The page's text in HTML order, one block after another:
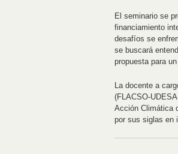
El seminario se
financiamiento
desafíos se
se buscará
propuesta para
La docente a
(FLACSO-
Acción Climática
por sus siglas en